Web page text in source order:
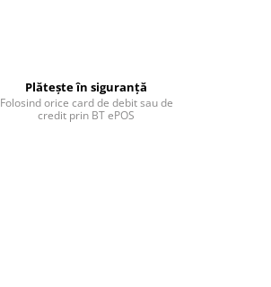
Plătește în siguranță
Folosind orice card de debit sau de
credit prin BT ePOS